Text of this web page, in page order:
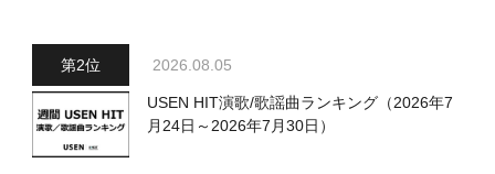
2026.08.05
USEN HIT演歌/歌謡曲ランキング（2026年7
月24日～2026年7月30日）